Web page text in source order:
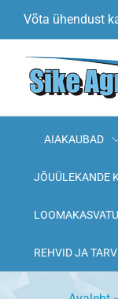
Võta ühendust
AIAKAUBAD
JÕUÜLEKANDE
REHVID JA